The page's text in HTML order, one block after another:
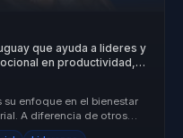
que ayuda a lideres y
en productividad,
su enfoque en el bienestar
A diferencia de otros